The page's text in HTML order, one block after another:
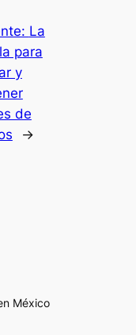
La
para
y
de
→
México